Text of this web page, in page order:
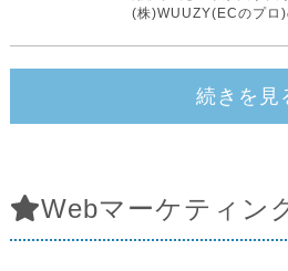
(株)WUUZY(ECのプロ)
続きを見
Webマーケティン